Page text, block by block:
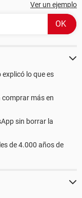
Ver un ejemplo
lo que es
comprar más en
sin borrar la
de 4.000 años de